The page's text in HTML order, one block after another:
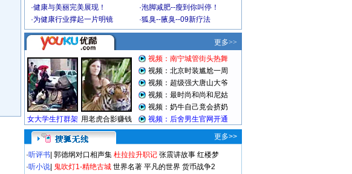
·健康与美丽完美展现！ ·泡脚减肥--瘦到你叫停！
·为健康行业撑起一片明镜 ·狐臭--腋臭--09新疗法
更多>>
·听评书 郭德纲对口相声集 杜拉拉升职记 张震讲故事 红楼梦
·听小说 鬼吹灯1-精绝古城 世界名著 平凡的世界 货币战争2